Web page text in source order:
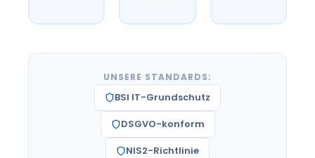
UNSERE STANDARDS:
BSI IT-Grundschutz
DSGVO-konform
NIS2-Richtlinie